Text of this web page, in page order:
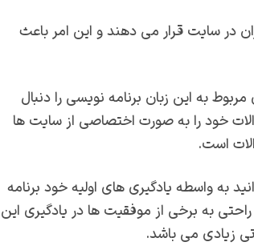
در سایت قرار می دهند و این امر باعث
به این زبان برنامه نویسی را دنبال
خود را به صورت اختصاصی از سایت ها
است.
به واسطه یادگیری های اولیه خود برنامه
راحتی به برخی از موفقیت ها در یادگیری این